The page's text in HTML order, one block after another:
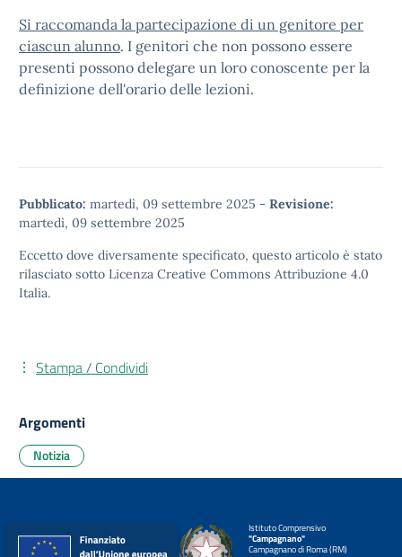
Si raccomanda la partecipazione di un genitore per
ciascun alunno. I genitori che non possono essere
presenti possono delegare un loro conoscente per la
definizione dell'orario delle lezioni.
Pubblicato: martedì, 09 settembre 2025 - Revisione:
martedì, 09 settembre 2025
Eccetto dove diversamente specificato, questo articolo è stato
rilasciato sotto Licenza Creative Commons Attribuzione 4.0
Italia.
Stampa / Condividi
Argomenti
Notizia
Istituto Comprensivo
"Campagnano"
Campagnano di Roma (RM)